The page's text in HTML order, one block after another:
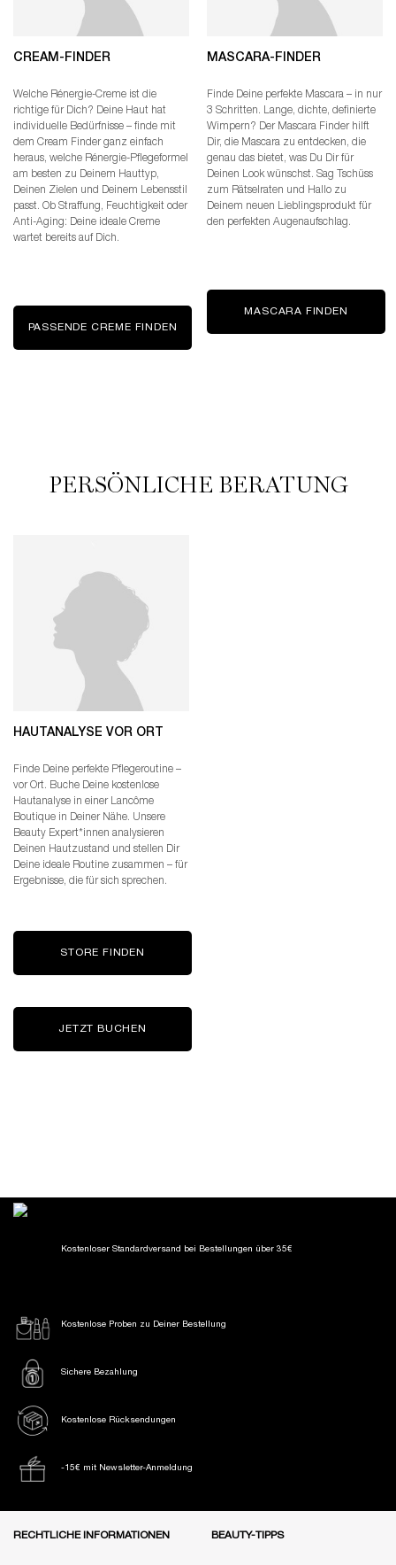
CREAM-FINDER
Welche Rénergie-Creme ist die
richtige für Dich? Deine Haut hat
individuelle Bedürfnisse – finde mit
dem Cream Finder ganz einfach
heraus, welche Rénergie-Pflegeformel
am besten zu Deinem Hauttyp,
Deinen Zielen und Deinem Lebensstil
passt. Ob Straffung, Feuchtigkeit oder
Anti-Aging: Deine ideale Creme
wartet bereits auf Dich.
PASSENDE CREME FINDEN
MASCARA-FINDER
Finde Deine perfekte Mascara – in nur
3 Schritten. Lange, dichte, definierte
Wimpern? Der Mascara Finder hilft
Dir, die Mascara zu entdecken, die
genau das bietet, was Du Dir für
Deinen Look wünschst. Sag Tschüss
zum Rätselraten und Hallo zu
Deinem neuen Lieblingsprodukt für
den perfekten Augenaufschlag.
MASCARA FINDEN
PERSÖNLICHE BERATUNG
HAUTANALYSE VOR ORT
Finde Deine perfekte Pflegeroutine –
vor Ort. Buche Deine kostenlose
Hautanalyse in einer Lancôme
Boutique in Deiner Nähe. Unsere
Beauty Expert*innen analysieren
Deinen Hautzustand und stellen Dir
Deine ideale Routine zusammen – für
Ergebnisse, die für sich sprechen.
STORE FINDEN
JETZT BUCHEN
Kostenloser Standardversand bei Bestellungen über 35€
Kostenlose Proben zu Deiner Bestellung
Sichere Bezahlung
Kostenlose Rücksendungen
-15€ mit Newsletter-Anmeldung
RECHTLICHE INFORMATIONEN
BEAUTY-TIPPS